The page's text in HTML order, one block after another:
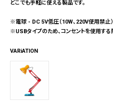
どこでも手軽に使える製品です。
※電球 - DC 5V低圧（10W、220V使用禁止）
※USBタイプのため、コンセントを使用す
VARiATION